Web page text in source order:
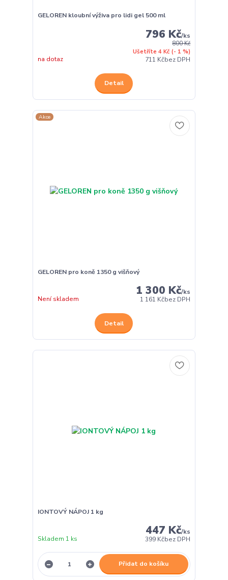
GELOREN kloubní výživa pro lidi gel 500 ml
800 Kč
Ušetříte 4 Kč (- 1 %)
796 Kč/ks
711 Kčbez DPH
na dotaz
Detail
Akce
GELOREN pro koně 1350 g višňový
1 300 Kč/ks
1 161 Kčbez DPH
Není skladem
Detail
IONTOVÝ NÁPOJ 1 kg
447 Kč/ks
399 Kčbez DPH
Skladem 1 ks
Přidat do košíku